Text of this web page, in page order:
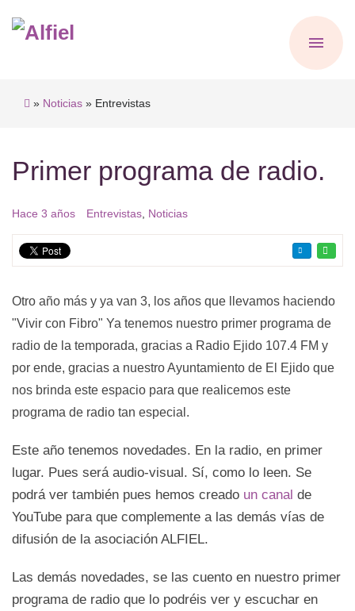
» Noticias » Entrevistas
Primer programa de radio.
Hace 3 años Entrevistas Noticias
Otro año más y ya van 3, los años que llevamos haciendo
"Vivir con Fibro" Ya tenemos nuestro primer programa de
radio de la temporada, gracias a Radio Ejido 107.4 FM y
por ende, gracias a nuestro Ayuntamiento de El Ejido que
nos brinda este espacio para que realicemos este
programa de radio tan especial.
Este año tenemos novedades. En la radio, en primer
lugar. Pues será audio-visual. Sí, como lo leen. Se
podrá ver también pues hemos creado un canal de
YouTube para que complemente a las demás vías de
difusión de la asociación ALFIEL.
Las demás novedades, se las cuento en nuestro primer
programa de radio que lo podréis ver y escuchar en